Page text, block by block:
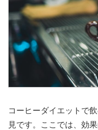
コーヒーダイエットで
見です。ここでは、効